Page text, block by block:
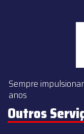
Sempre
anos
Outros